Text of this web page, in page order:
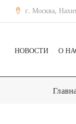
г. Москва,
НОВОСТИ О